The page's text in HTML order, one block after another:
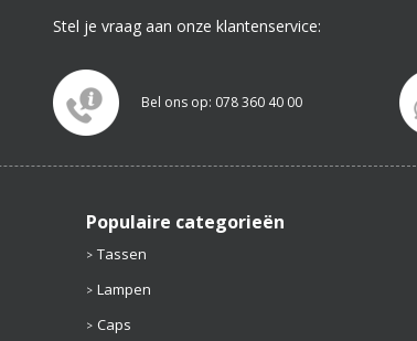
Stel je vraag aan onze klantenservice:
Bel ons op: 078 360 40 00
Populaire categorieën
Tassen
Lampen
Caps